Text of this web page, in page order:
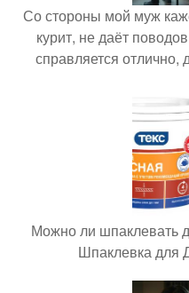
Со стороны мой муж
курит, не даёт
справляется отлично,
Можно ли шпаклевать
Шпаклевка для